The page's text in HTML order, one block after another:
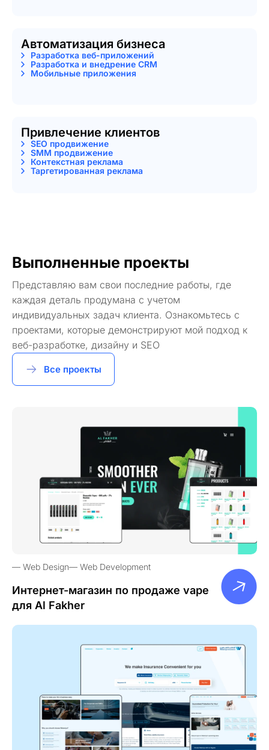
Автоматизация бизнеса
Разработка веб-приложений
Разработка и внедрение CRM
Мобильные приложения
Привлечение клиентов
SEO продвижение
SMM продвижение
Контекстная реклама
Таргетированная реклама
Выполненные проекты
Представляю вам свои последние работы, где
каждая деталь продумана с учетом
индивидуальных задач клиента. Ознакомьтесь с
проектами, которые демонстрируют мой подход к
веб-разработке, дизайну и SEO
Все проекты
Web Design Web Development
Интернет-магазин по продаже vape
для Al Fakher